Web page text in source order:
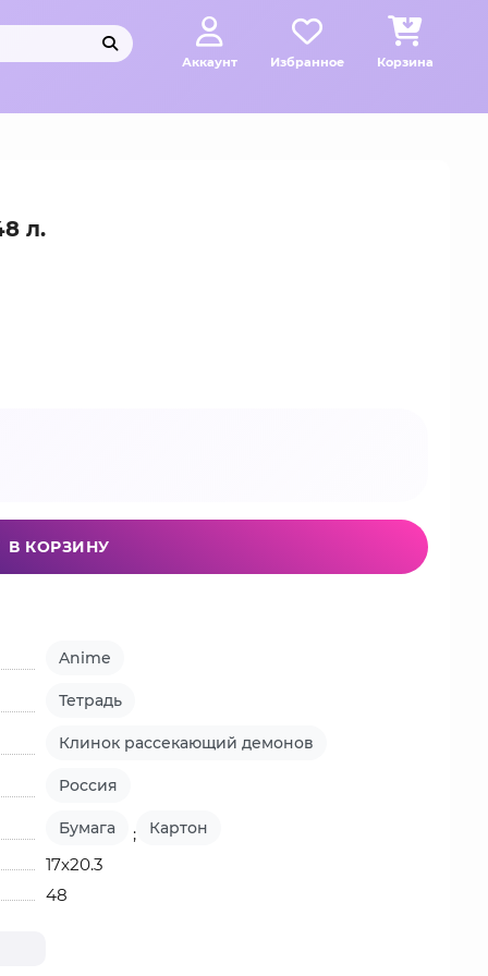
Аккаунт Избранное Корзина
л.
В КОРЗИНУ
Anime
Тетрадь
Клинок рассекающий демонов
Россия
Бумага ; Картон
17х20.3
48